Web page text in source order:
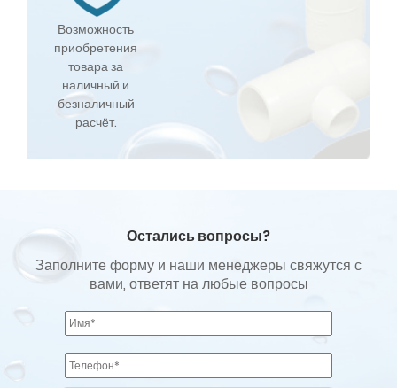
Возможность
приобретения
товара за
наличный и
безналичный
расчёт.
Остались вопросы?
Заполните форму и наши менеджеры свяжутся с
вами, ответят на любые вопросы